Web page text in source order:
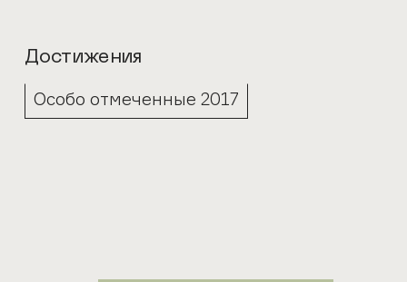
Достижения
Особо отмеченные 2017